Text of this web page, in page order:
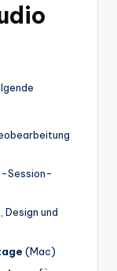
Session-
Design und
(Mac)